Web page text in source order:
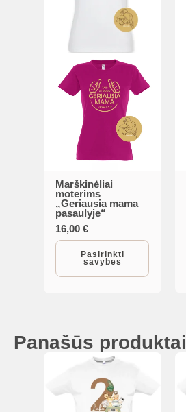
Marškinėliai
moterims
„Geriausia mama
pasaulyje“
16,00€
Pasirinkti
savybes
This
product
has
multiple
variants.
The
be
the
Panašūs produktai